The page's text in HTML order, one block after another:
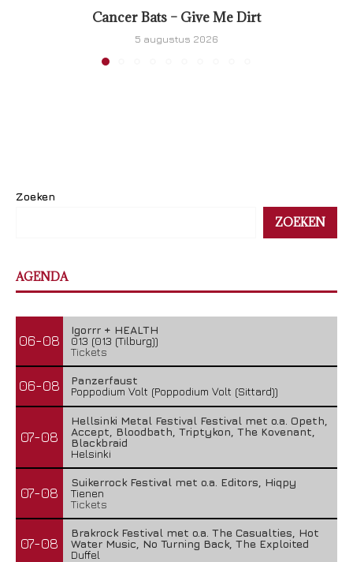
Cancer Bats – Give Me Dirt
5 augustus 2026
Zoeken
ZOEKEN
AGENDA
06-08
Igorrr + HEALTH
013 (013 (Tilburg))
Tickets
06-08
Panzerfaust
Poppodium Volt (Poppodium Volt (Sittard))
07-08
Hellsinki Metal Festival Festival met o.a. Opeth,
Accept, Bloodbath, Triptykon, The Kovenant,
Blackbraid
Helsinki
07-08
Suikerrock Festival met o.a. Editors, Hiqpy
Tienen
Tickets
07-08
Brakrock Festival met o.a. The Casualties, Hot
Water Music, No Turning Back, The Exploited
Duffel